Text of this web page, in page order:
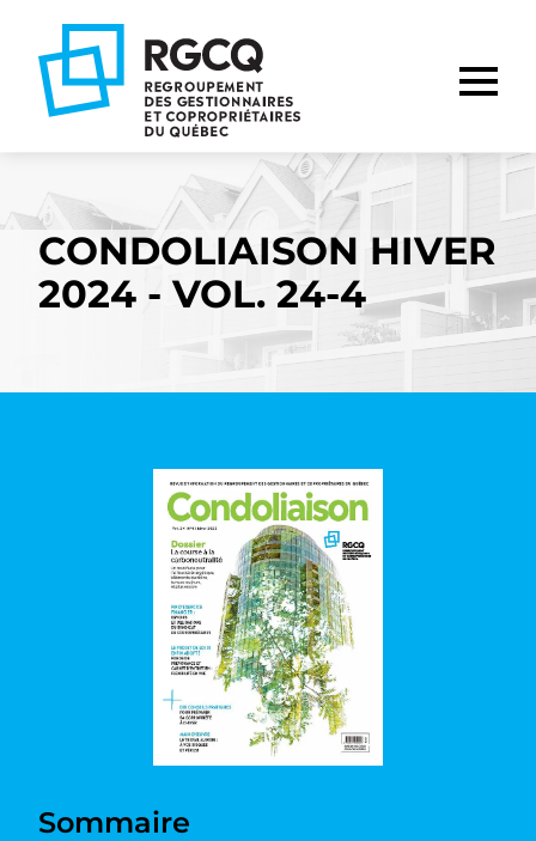
navigation
principale
contenu
CONDOLIAISON HIVER
2024 - VOL. 24-4
Sommaire